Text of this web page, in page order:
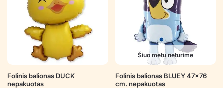
Folinis balionas DUCK
nepakuotas
Šiuo metu neturime
Folinis balionas BLUEY 47×76
cm. nepakuotas